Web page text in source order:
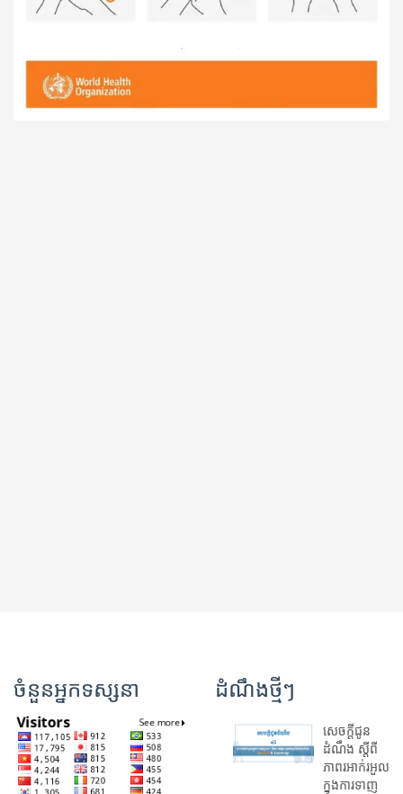
ចំនួនអ្នកទស្សនា ដំណឹងថ្មីៗ
សេចក្តីជូន
ដំណឹង ស្តី​ពី
ភាព​រអាក់រអួល​
ក្នុងការ​ទាញ​